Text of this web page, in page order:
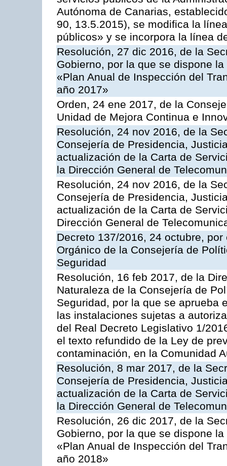
Autónoma de Canarias,
90, 13.5.2015), se modifica la
públicos» y se incorpora la línea
Resolución, 27 dic 2016, de la
Gobierno, por la que se dispone
«Plan Anual de Inspección del
año 2017»
Orden, 24 ene 2017, de la
Unidad de Mejora Continua e
Resolución, 24 nov 2016, de la
Consejería de Presidencia,
actualización de la Carta de
la Dirección General de
Resolución, 24 nov 2016, de la
Consejería de Presidencia,
actualización de la Carta de
Dirección General de
Decreto 137/2016, 24 octubre,
Orgánico de la Consejería de
Seguridad
Resolución, 16 feb 2017, de la
Naturaleza de la Consejería de
Seguridad, por la que se aprueba
las instalaciones sujetas a
del Real Decreto Legislativo 1/
el texto refundido de la Ley de
contaminación, en la Comunidad
Resolución, 8 mar 2017, de la
Consejería de Presidencia,
actualización de la Carta de
la Dirección General de
Resolución, 26 dic 2017, de la
Gobierno, por la que se dispone
«Plan Anual de Inspección del
año 2018»